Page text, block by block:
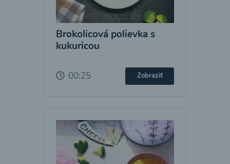
Brokolicová polievka s
kukuricou
00:25 Zobraziť